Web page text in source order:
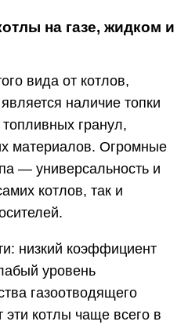
на газе, жидком и
вида от котлов,
наличие топки
гранул,
материалов. Огромные
— универсальность и
котлов, так и
низкий коэффициент
уровень
газоотводящего
котлы чаще всего в